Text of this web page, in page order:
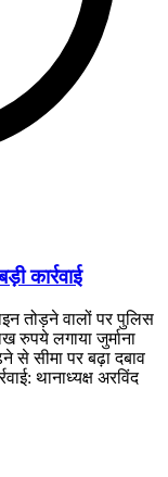
कार्रवाई
तोड़ने वालों पर पुलिस
रुपये लगाया जुर्माना
से सीमा पर बढ़ा दबाव
थानाध्यक्ष अरविंद